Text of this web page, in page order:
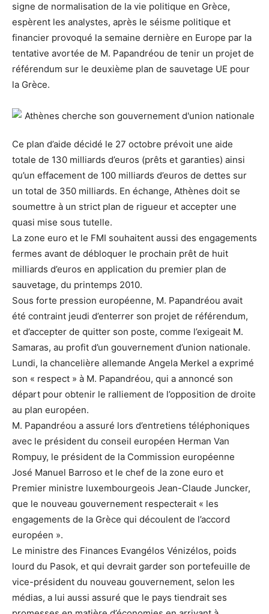
signe de normalisation de la vie politique en Grèce,
espèrent les analystes, après le séisme politique et
financier provoqué la semaine dernière en Europe par la
tentative avortée de M. Papandréou de tenir un projet de
référendum sur le deuxième plan de sauvetage UE pour
la Grèce.
Ce plan d’aide décidé le 27 octobre prévoit une aide
totale de 130 milliards d’euros (prêts et garanties) ainsi
qu’un effacement de 100 milliards d’euros de dettes sur
un total de 350 milliards. En échange, Athènes doit se
soumettre à un strict plan de rigueur et accepter une
quasi mise sous tutelle.
La zone euro et le FMI souhaitent aussi des engagements
fermes avant de débloquer le prochain prêt de huit
milliards d’euros en application du premier plan de
sauvetage, du printemps 2010.
Sous forte pression européenne, M. Papandréou avait
été contraint jeudi d’enterrer son projet de référendum,
et d’accepter de quitter son poste, comme l’exigeait M.
Samaras, au profit d’un gouvernement d’union nationale.
Lundi, la chancelière allemande Angela Merkel a exprimé
son « respect » à M. Papandréou, qui a annoncé son
départ pour obtenir le ralliement de l’opposition de droite
au plan européen.
M. Papandréou a assuré lors d’entretiens téléphoniques
avec le président du conseil européen Herman Van
Rompuy, le président de la Commission européenne
José Manuel Barroso et le chef de la zone euro et
Premier ministre luxembourgeois Jean-Claude Juncker,
que le nouveau gouvernement respecterait « les
engagements de la Grèce qui découlent de l’accord
européen ».
Le ministre des Finances Evangélos Vénizélos, poids
lourd du Pasok, et qui devrait garder son portefeuille de
vice-président du nouveau gouvernement, selon les
médias, a lui aussi assuré que le pays tiendrait ses